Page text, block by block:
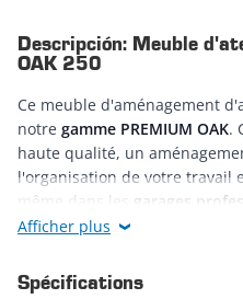
Descripción: Meuble
OAK 250
Ce meuble d'aménagement
notre gamme PREMIUM OAK.
haute qualité, un
l'organisation de votre travail
même dans les
garages
Afficher plus
Spécifications